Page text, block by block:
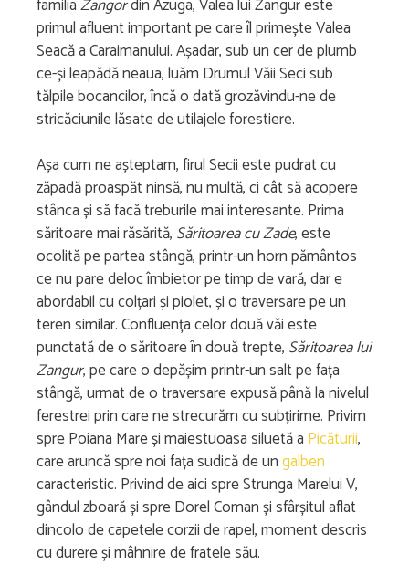
primul afluent important pe care îl primește Valea
Seacă a Caraimanului. Așadar, sub un cer de plumb
ce-și leapădă neaua, luăm Drumul Văii Seci sub
tălpile bocancilor, încă o dată grozăvindu-ne de
stricăciunile lăsate de utilajele forestiere.
Așa cum ne așteptam, firul Secii este pudrat cu
zăpadă proaspăt ninsă, nu multă, ci cât să acopere
stânca și să facă treburile mai interesante. Prima
săritoare mai răsărită, Săritoarea cu Zade, este
ocolită pe partea stângă, printr-un horn pământos
ce nu pare deloc îmbietor pe timp de vară, dar e
abordabil cu colțari și piolet, și o traversare pe un
teren similar. Confluența celor două văi este
punctată de o săritoare în două trepte, Săritoarea lui
Zangur, pe care o depășim printr-un salt pe fața
stângă, urmat de o traversare expusă până la nivelul
ferestrei prin care ne strecurăm cu subțirime. Privim
spre Poiana Mare și maiestuoasa siluetă a Picăturii,
care aruncă spre noi fața sudică de ungalben
caracteristic. Privind de aici spre Strunga Marelui V,
gândul zboară și spre Dorel Coman și sfârșitul aflat
dincolo de capetele corzii de rapel, moment descris
cu durere și mâhnire de fratele său.